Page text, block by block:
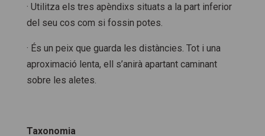
· Utilitza els tres apèndixs situats a la part inferior
del seu cos com si fossin potes.
· És un peix que guarda les distàncies. Tot i una
aproximació lenta, ell s’anirà apartant caminant
sobre les aletes.
Taxonomia